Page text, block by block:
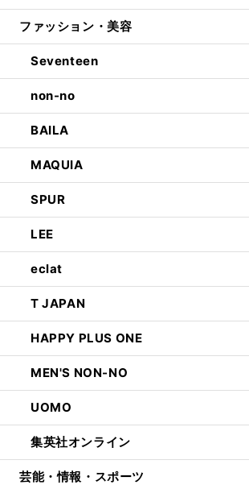
ファッション・美容
Seventeen
non-no
BAILA
MAQUIA
SPUR
LEE
eclat
T JAPAN
HAPPY PLUS ONE
MEN'S NON-NO
UOMO
集英社オンライン
芸能・情報・スポーツ